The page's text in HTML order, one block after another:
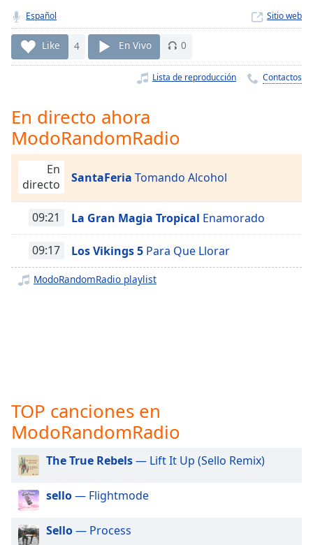
TypeLIVE
Seek to
live,
currently
Time-
1x
Rate
Chapters
Chapters
Descriptions
opens
subtitles
settings
dialog
subtitles
selected
Audio
Track
Español Sitio web
Like 4 En Vivo 0
Lista de reproducción Contactos
En directo ahora
ModoRandomRadio
En
directo
SantaFeria Tomando Alcohol
09:21 La Gran Magia Tropical Enamorado
09:17 Los Vikings 5 Para Que Llorar
ModoRandomRadio playlist
TOP canciones en
ModoRandomRadio
The True Rebels— Lift It Up (Sello Remix)
sello— Flightmode
Sello— Process